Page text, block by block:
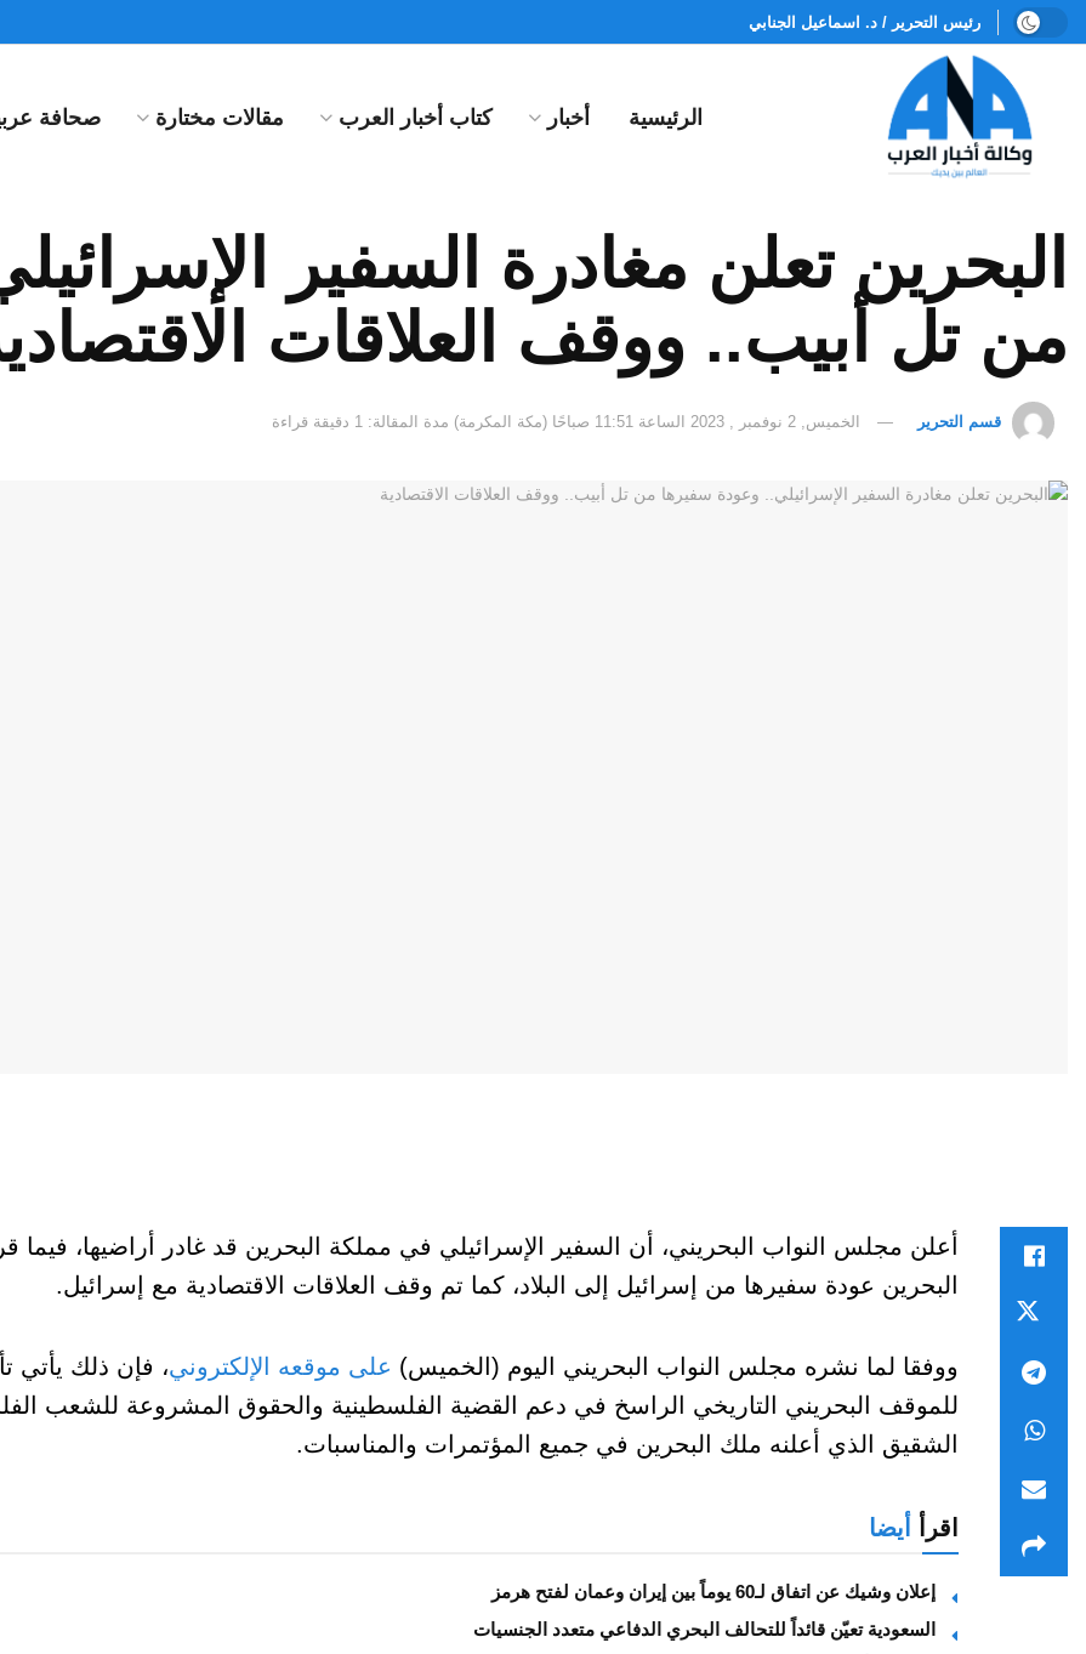
رئيس التحرير / د. اسماعيل الجنابي
الرئيسية أخبار كتاب أخبار العرب مقالات مختارة صحافة
البحرين تعلن مغادرة السفير
من تل أبيب.. ووقف العلاقات
قسم التحرير الخميس, 2 نوفمبر , 2023 الساعة 11:51 صباحًا (مكة المكرمة) مدة المقالة: 1 دقيقة قراءة
أعلن مجلس النواب البحريني، أن السفير الإسرائيلي في مملكة البحرين قد غادر أراضيها، فيما
البحرين عودة سفيرها من إسرائيل إلى البلاد، كما تم وقف العلاقات الاقتصادية مع إسرائيل.
ووفقا لما نشره مجلس النواب البحريني اليوم (الخميس) على موقعه الإلكتروني، فإن ذلك يأتي
للموقف البحريني التاريخي الراسخ في دعم القضية الفلسطينية والحقوق المشروعة للشعب
الشقيق الذي أعلنه ملك البحرين في جميع المؤتمرات والمناسبات.
اقرأ أيضا
إعلان وشيك عن اتفاق لـ60 يوماً بين إيران وعمان لفتح هرمز
السعودية تعيّن قائداً للتحالف البحري الدفاعي متعدد الجنسيات